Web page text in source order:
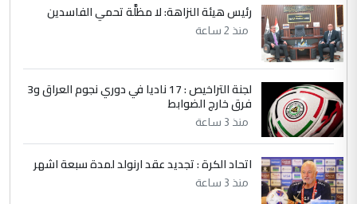
5 حيدر عاشور
التعليق : تحياتي لك استاذ حامدتركان. كلام
دقيق ومسؤول؛ فالاستثمار الحقيقي للإنسان
وثروات البلد يعتمد على الكفاءة ...
الموضوع :
بين الإهمال واغتصاب الأرض.. بلاد
الرافدين تعاني الجفاف والتصحر!!
رئيس هيئة النزاهة: لا مظلَّة تحمي الفاسدين
منذ 2 ساعة
لجنة التراخيص : 17 ناديا في دوري نجوم العراق و3
فرق خارج الضوابط
منذ 3 ساعة
اتحاد الكرة : تجديد عقد ارنولد لمدة سبعة اشهر
منذ 3 ساعة